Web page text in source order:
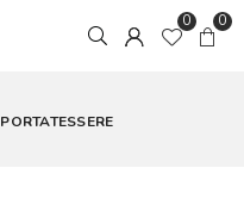
0 0
PORTATESSERE